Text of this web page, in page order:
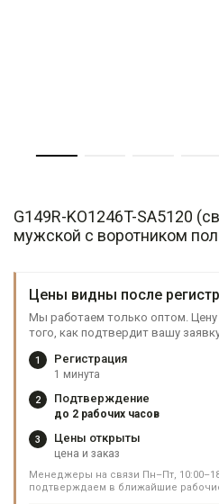
G149R-KO1246T-SA5120
мужской с воротником
Цены видны после
Мы работаем только оптом.
того, как подтвердит вашу
1 Регистрация
1 минута
2 Подтверждение
до 2 рабочих часов
3 Цены открыты
цена и заказ
Менеджеры на связи Пн–Пт,
подтверждаем в ближайшие